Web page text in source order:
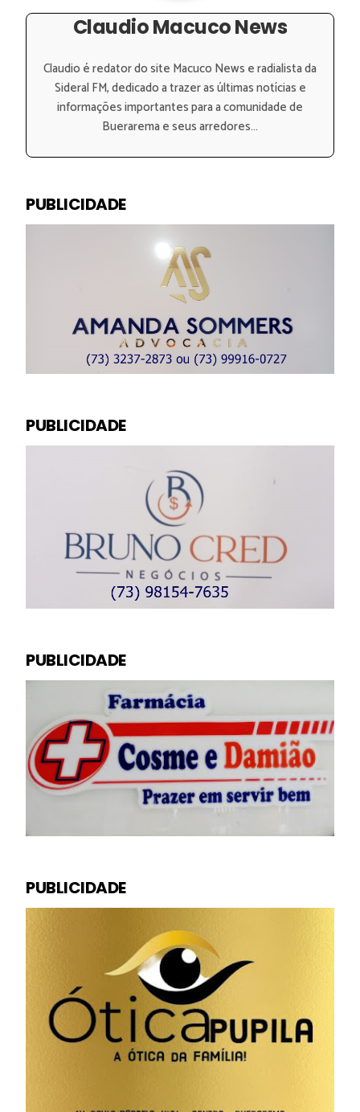
Claudio Macuco News
Claudio é redator do site Macuco News e radialista da
Sideral FM, dedicado a trazer as últimas notícias e
informações importantes para a comunidade de
Buerarema e seus arredores...
PUBLICIDADE
PUBLICIDADE
PUBLICIDADE
PUBLICIDADE